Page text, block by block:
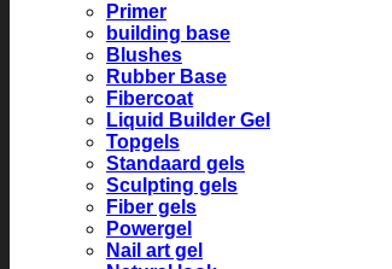
Primer
building base
Blushes
Rubber Base
Fibercoat
Liquid Builder Gel
Topgels
Standaard gels
Sculpting gels
Fiber gels
Powergel
Nail art gel